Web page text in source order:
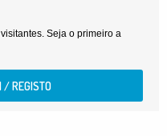
Seja o primeiro a